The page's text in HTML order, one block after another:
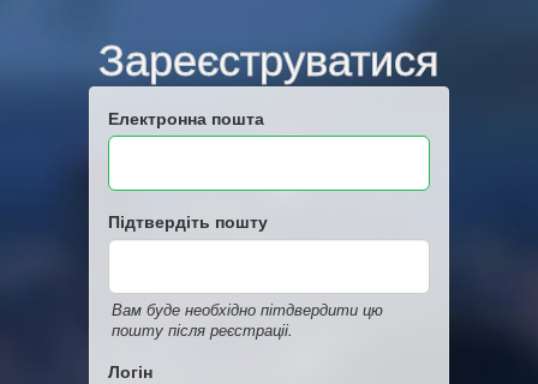
Зареєструватися
Електронна пошта
Підтвердіть пошту
Вам буде необхідно пітдвердити цю
пошту після реєстраціі.
Логін